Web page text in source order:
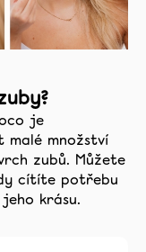
je
malé množství
zubů. Můžete
cítíte potřebu
krásu.